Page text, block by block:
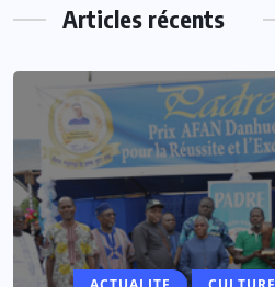
Articles récents